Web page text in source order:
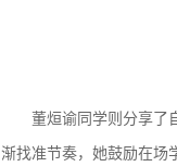
董烜谕同学则分享了
渐找准节奏，她鼓励在场